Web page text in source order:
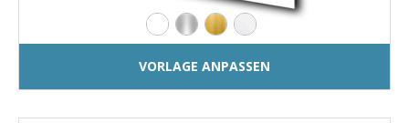
VORLAGE ANPASSEN